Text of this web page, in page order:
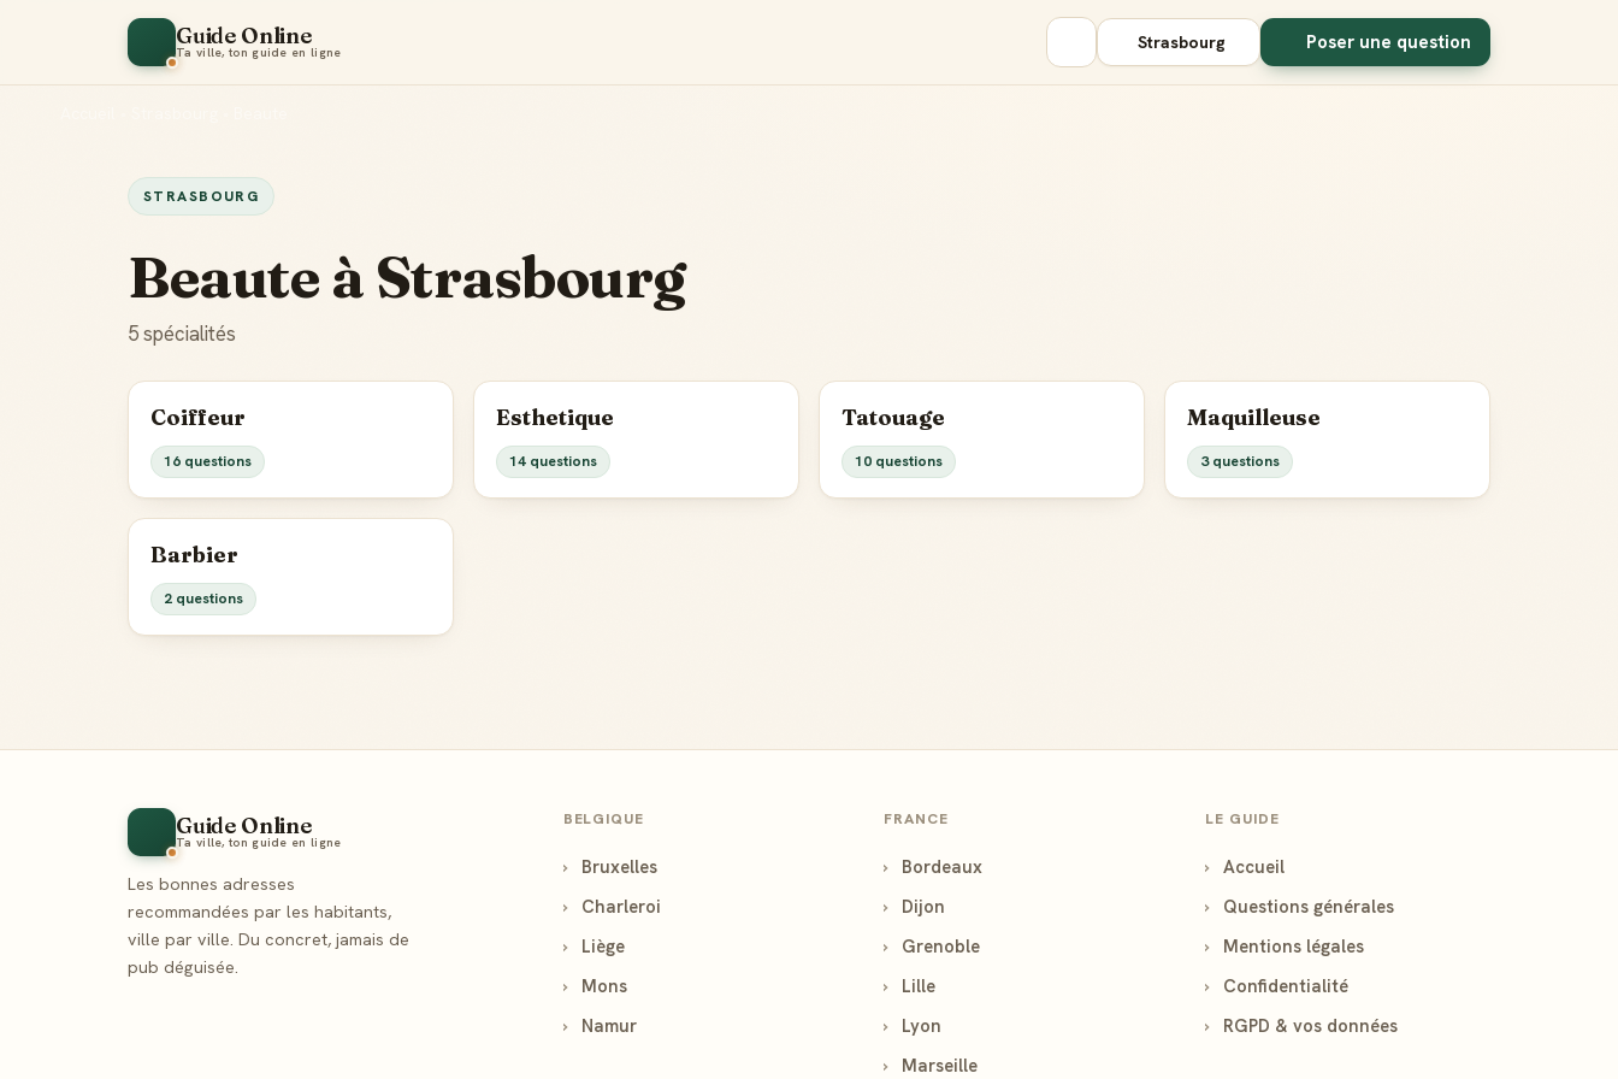
Guide Online
Ta ville, ton guide en ligne Strasbourg Poser une question
STRASBOURG
Beaute à Strasbourg
5 spécialités
Coiffeur
16 questions
Esthetique
14 questions
Tatouage
10 questions
Maquilleuse
3 questions
Barbier
2 questions
Guide Online
Ta ville, ton guide en ligne
Les bonnes adresses
recommandées par les habitants,
ville par ville. Du concret, jamais de
pub déguisée.
BELGIQUE
›
Bruxelles
›
Charleroi
›
Liège
›
Mons
›
Namur
FRANCE
›
Bordeaux
›
Dijon
›
Grenoble
›
Lille
›
Lyon
›
Marseille
LE GUIDE
›
Accueil
›
Questions générales
›
Mentions légales
›
Confidentialité
›
RGPD & vos données